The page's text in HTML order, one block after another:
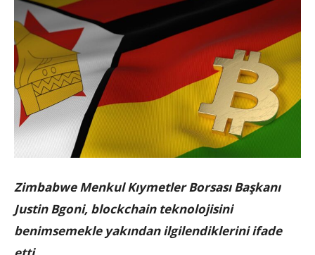
Zimbabwe Menkul Kıymetler Borsası Başkanı
Justin Bgoni, blockchain teknolojisini
benimsemekle yakından ilgilendiklerini ifade